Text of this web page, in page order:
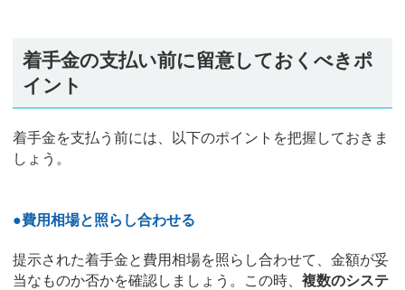
着手金の支払い前に留意しておくべきポ
イント
着手金を支払う前には、以下のポイントを把握しておきま
しょう。
●費用相場と照らし合わせる
提示された着手金と費用相場を照らし合わせて、金額が妥
当なものか否かを確認しましょう。この時、 複数のシステ